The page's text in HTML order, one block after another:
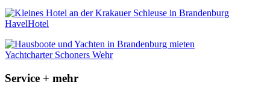
HavelHotel
Yachtcharter Schoners Wehr
Service + mehr